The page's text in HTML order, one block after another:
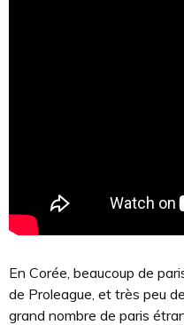
En Corée, beaucoup de
de Proleague, et très peu
grand nombre de paris